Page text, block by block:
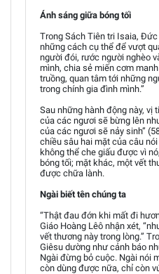
Ánh sáng giữa bóng tối
Trong Sách Tiên tri Isaia,
những cách cụ thể để vượt
người đói, rước người nghèo
mình, chia sẻ miến cơm
truồng, quan tâm tới những
trong chính gia đình mình.”
Sau những hành động này, vị
của các ngươi sẽ bừng lên
của các ngươi sẽ nảy sinh”
chiều sâu hai mặt của câu
không thể che giấu được vì
bóng tối; mặt khác, một vết
được chữa lành.
Ngài biết tên chúng ta
“Thật đau đớn khi mất đi
Giáo Hoàng Lêô nhận xét,
vết thương này trong lòng.”
Giêsu dường như cảnh báo
Ngài đừng bỏ cuộc. Ngài nói
còn dùng được nữa, chỉ còn